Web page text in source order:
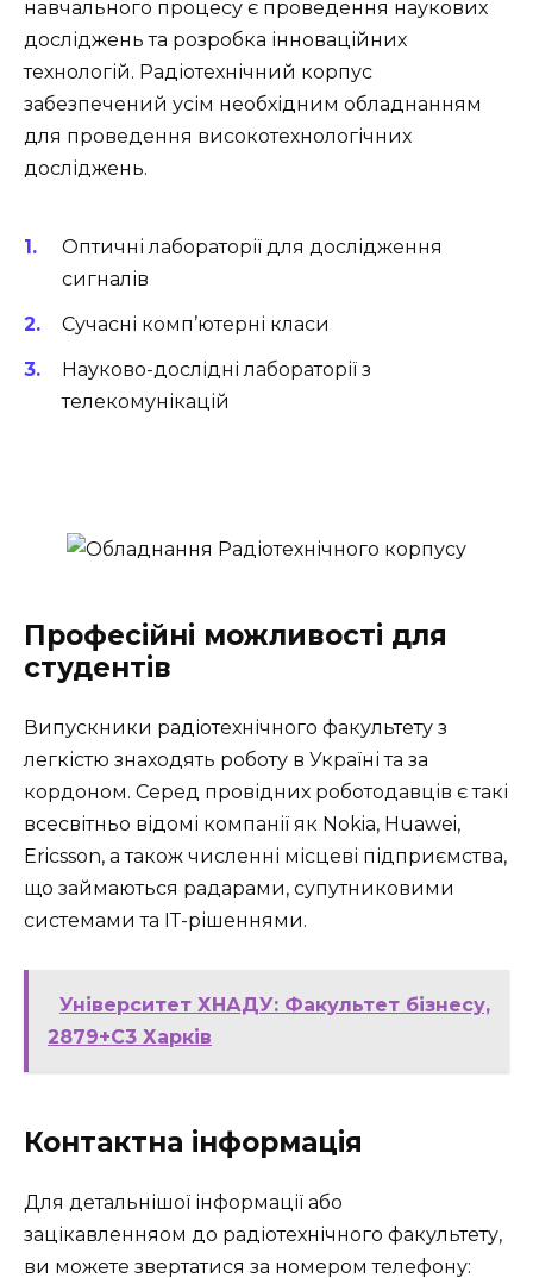
навчального процесу є проведення наукових
досліджень та розробка інноваційних
технологій. Радіотехнічний корпус
забезпечений усім необхідним обладнанням
для проведення високотехнологічних
досліджень.
Оптичні лабораторії для дослідження
сигналів
Сучасні комп’ютерні класи
Науково-дослідні лабораторії з
телекомунікацій
Професійні можливості для
студентів
Випускники радіотехнічного факультету з
легкістю знаходять роботу в Україні та за
кордоном. Серед провідних роботодавців є такі
всесвітньо відомі компанії як Nokia, Huawei,
Ericsson, а також численні місцеві підприємства,
що займаються радарами, супутниковими
системами та ІТ-рішеннями.
Університет ХНАДУ: Факультет бізнесу,
2879+C3 Харків
Контактна інформація
Для детальнішої інформації або
зацікавленняом до радіотехнічного факультету,
ви можете звертатися за номером телефону: